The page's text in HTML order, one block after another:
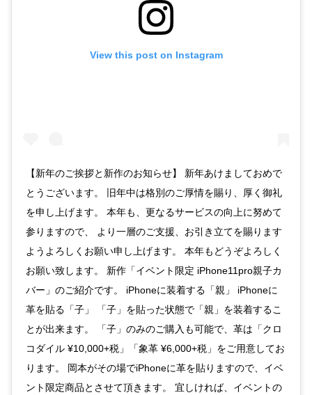
View this post on Instagram
【新年のご挨拶と新作のお知らせ】 新年あけましておめで
とうございます。 旧年中は格別のご厚情を賜り、厚く御礼
を申し上げます。 本年も、更なるサービスの向上に努めて
参りますので、 より一層のご支援、お引き立てを賜ります
ようよろしくお願い申し上げます。 本年もどうぞよろしく
お願い致します。 新作「イベント限定 iPhone11pro親子カ
バー」のご紹介です。 iPhoneに装着する「親」 iPhoneに
革を貼る「子」 「子」を貼った状態で「親」を装着するこ
とが出来ます。 「子」のみのご購入も可能で、革は「クロ
コダイル ¥10,000+税」「象革 ¥6,000+税」をご用意してお
ります。 岡本がその場でiPhoneに革を貼りますので、イベ
ント限定商品とさせて頂きます。 宜しければ、イベントの